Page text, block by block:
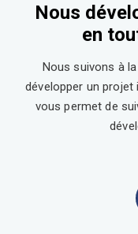
Nous
en
Nous suivons à
développer un
vous permet de